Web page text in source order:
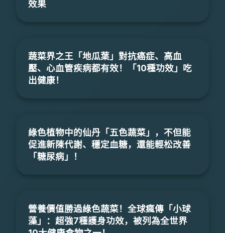
效果
蔬菜界之王「地瓜葉」對抗癌症、高血
壓、心血管疾病都有效！「10種功效」吃
出健康！
綠色植物中的仙丹「五色蔬菜」，不但能
促進新陳代謝、穩定血糖，還能輕松改善
「糖尿病」！
營養價值勝過綠色蔬菜！全球瘋傳「小球
藻」：超強7種護身功效，被列為全世界